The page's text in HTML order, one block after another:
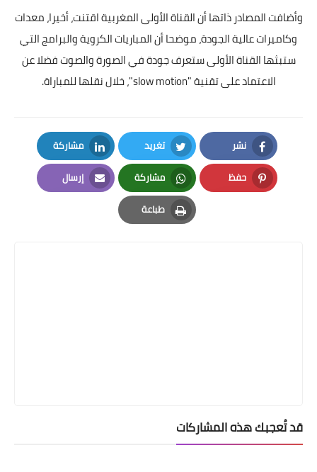
وأضافت المصادر ذاتها أن القناة الأولى المغربية اقتنت، أخيرا، معدات
وكاميرات عالية الجودة، موضحا أن المباريات الكروية والبرامج التي
ستبثها القناة الأولى ستعرف جودة في الصورة والصوت فضلا عن
الاعتماد على تقنية "slow motion"، خلال نقلها للمباراة.
نشر
Facebook
تغريد
Twitter
مشاركة
LinkedIn
حفظ
Pinterest
مشاركة
Whatsapp
إرسال
Email
طباعة
Print
قد تُعجبك هذه المشاركات